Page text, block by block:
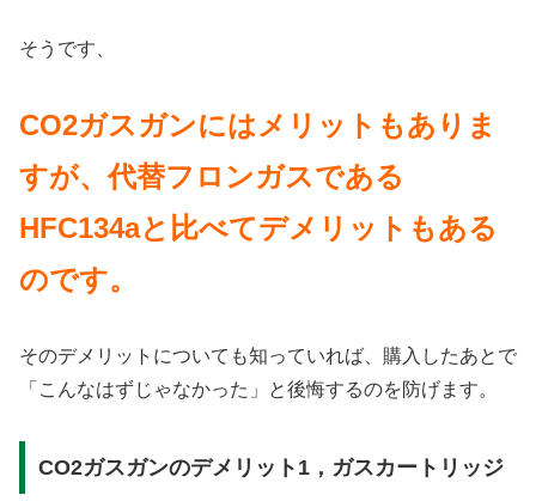
そうです、
CO2ガスガンにはメリットもありま
すが、代替フロンガスである
HFC134aと比べてデメリットもある
のです。
そのデメリットについても知っていれば、購入したあとで
「こんなはずじゃなかった」と後悔するのを防げます。
CO2ガスガンのデメリット1，ガスカートリッジ